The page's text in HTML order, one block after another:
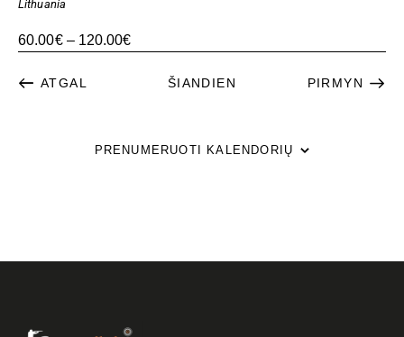
Lithuania
60.00€ – 120.00€
ATGAL ŠIANDIEN PIRMYN
PRENUMERUOTI KALENDORIŲ